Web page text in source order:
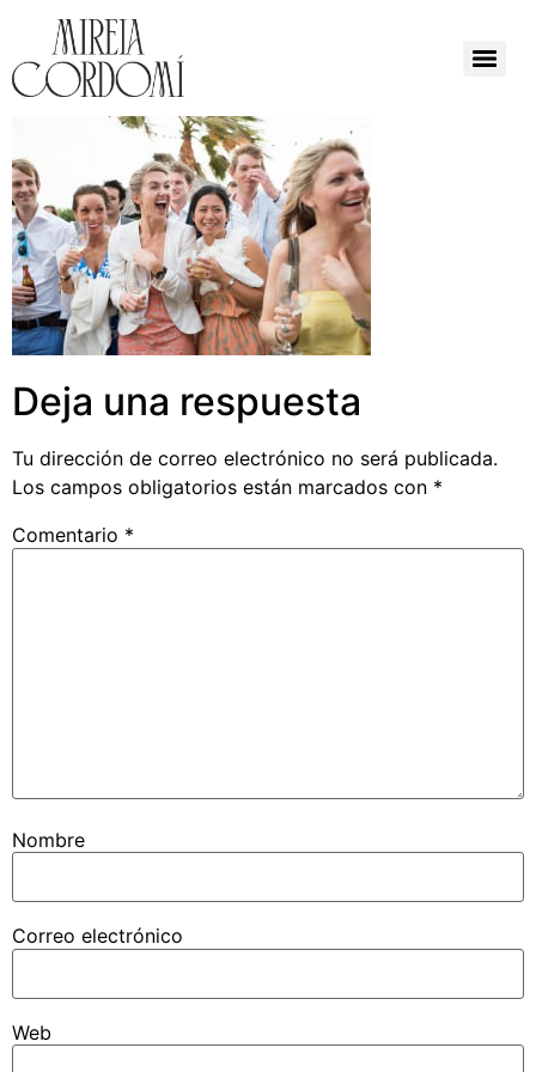
Deja una respuesta
Tu dirección de correo electrónico no será publicada.
Los campos obligatorios están marcados con *
Comentario *
Nombre
Correo electrónico
Web